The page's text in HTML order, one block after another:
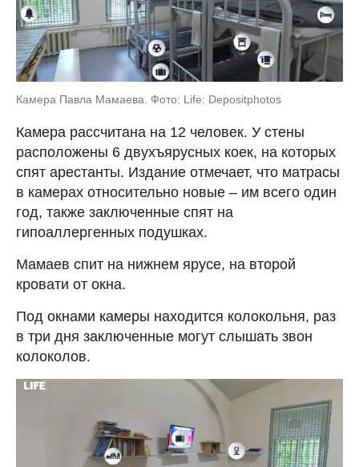
Камера Павла Мамаева. Фото: Life: Depositphotos
Камера рассчитана на 12 человек. У стены
расположены 6 двухъярусных коек, на которых
спят арестанты. Издание отмечает, что матрасы
в камерах относительно новые – им всего один
год, также заключенные спят на
гипоаллергенных подушках.
Мамаев спит на нижнем ярусе, на второй
кровати от окна.
Под окнами камеры находится колокольня, раз
в три дня заключенные могут слышать звон
колоколов.